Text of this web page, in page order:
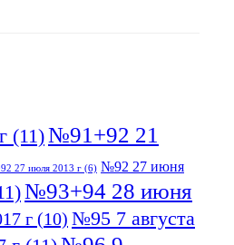
(11)№91+92 21
27 июля 2013 г (6) №92 27 июня
№93+94 28 июня
г (10) №95 7 августа